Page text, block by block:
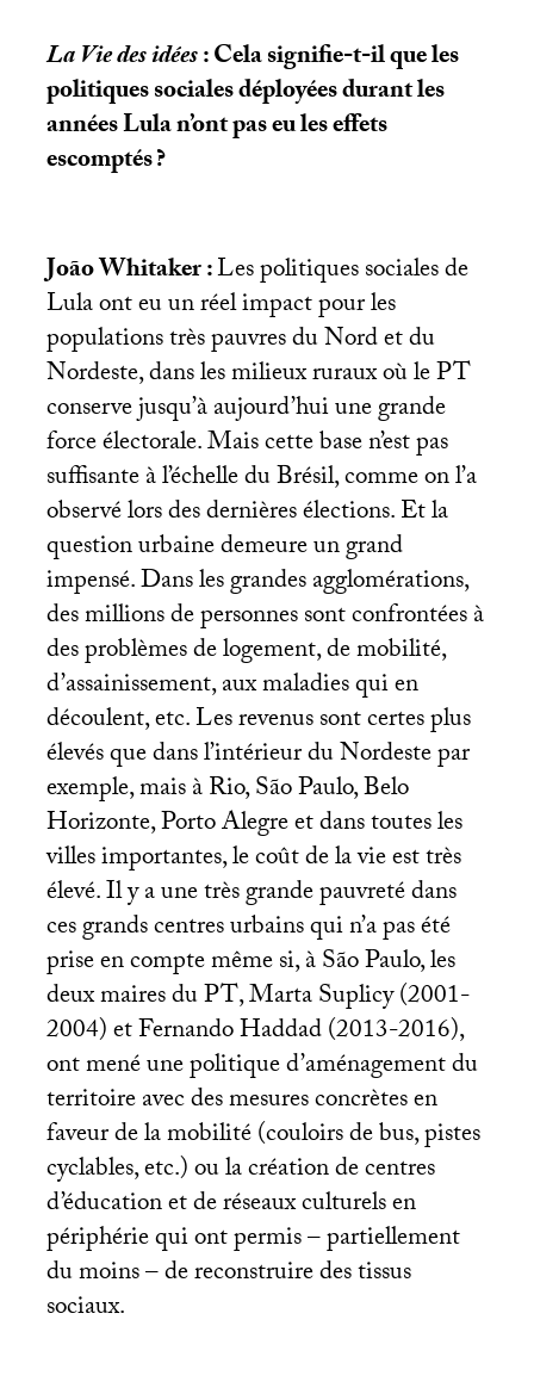
La Vie des idées: Cela signifie-t-il que les
politiques sociales déployées durant les
années Lula n’ont pas eu les effets
escomptés?
João Whitaker :Les politiques sociales de
Lula ont eu un réel impact pour les
populations très pauvres du Nord et du
Nordeste, dans les milieux ruraux où lePT
conserve jusqu’à aujourd’hui une grande
force électorale. Mais cette base n’est pas
suffisante à l’échelle du Brésil, comme on l’a
observé lors des dernières élections. Et la
question urbaine demeure un grand
impensé. Dans les grandes agglomérations,
des millions de personnes sont confrontées à
des problèmes de logement, de mobilité,
d’assainissement, aux maladies qui en
découlent, etc. Les revenus sont certes plus
élevés que dans l’intérieur du Nordeste par
exemple, mais à Rio, São Paulo, Belo
Horizonte, Porto Alegre et dans toutes les
villes importantes, le coût de la vie est très
élevé. Il y a une très grande pauvreté dans
ces grands centres urbains qui n’a pas été
prise en compte même si, à São Paulo, les
deux maires duPT, Marta Suplicy (2001-
2004) et Fernando Haddad (2013-2016),
ont mené une politique d’aménagement du
territoire avec des mesures concrètes en
faveur de la mobilité (couloirs de bus, pistes
cyclables, etc.) ou la création de centres
d’éducation et de réseaux culturels en
périphérie qui ont permis – partiellement
du moins – de reconstruire des tissus
sociaux.